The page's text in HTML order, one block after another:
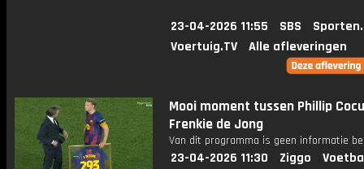
23-04-2026 11:55 SBS
Voertuig.TV
Alle afleveringen
Mooi moment tussen Phillip
Frenkie de Jong
Van dit programma is geen informatie
23-04-2026 11:30 Ziggo